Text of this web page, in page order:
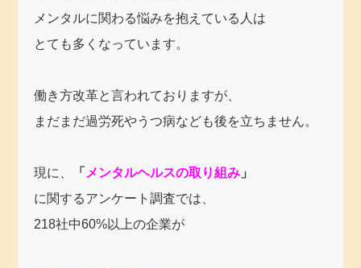
メンタルに関わる悩みを抱えている人は
とても多くなっています。
働き方改革と言われておりますが、
まだまだ過労死やうつ病なども後を立ちません。
現に、 「 メンタルヘルスの取り組み 」
に関するアンケート調査では、
218社中60%以上の企業が